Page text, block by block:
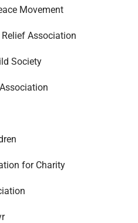
Movement
Association
Society
for Charity